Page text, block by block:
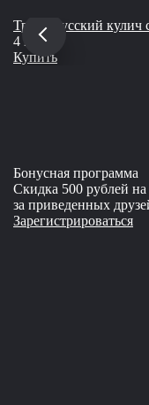
Трио "Русский кулич
4 200
Купить
Бонусная программа
Скидка 500 рублей
за приведенных
Зарегистрироваться